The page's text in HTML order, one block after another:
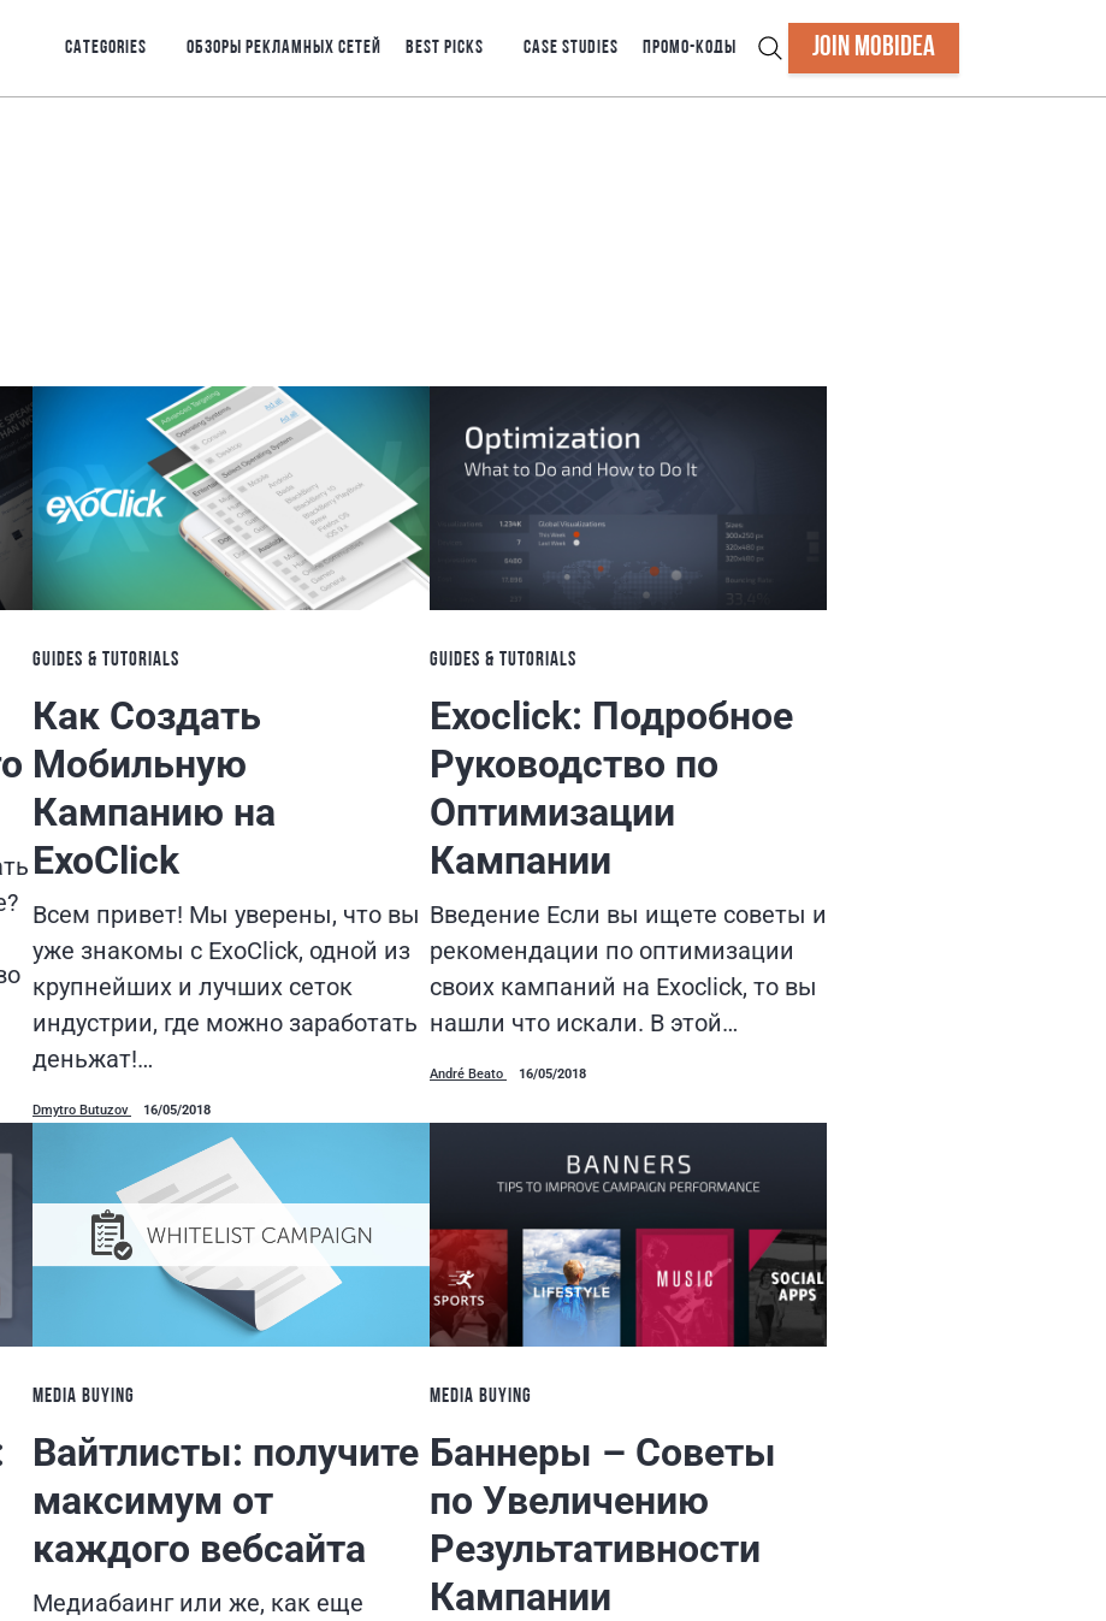
CATEGORIES ОБЗОРЫ РЕКЛАМНЫХ СЕТЕЙ BEST PICKS CASE STUDIES ПРОМО-КОДЫ JOIN MOBIDEA
GUIDES & TUTORIALS
Как Создать
Мобильную
Кампанию на
ExoClick
Всем привет! Мы уверены, что вы
уже знакомы с ExoClick, одной из
крупнейших и лучших сеток
индустрии, где можно заработать
деньжат!…
Dmytro Butuzov 16/05/2018
GUIDES & TUTORIALS
Exoclick: Подробное
Руководство по
Оптимизации
Кампании
Введение Если вы ищете советы и
рекомендации по оптимизации
своих кампаний на Exoclick, то вы
нашли что искали. В этой…
André Beato 16/05/2018
MEDIA BUYING
Вайтлисты: получите
максимум от
каждого вебсайта
Медиабаинг или же, как еще
MEDIA BUYING
Баннеры – Советы
по Увеличению
Результативности
Кампании